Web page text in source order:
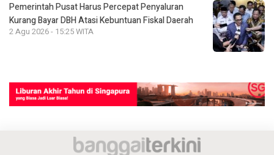
Pemerintah Pusat Harus Percepat Penyaluran
Kurang Bayar DBH Atasi Kebuntuan Fiskal Daerah
2 Agu 2026 - 15:25 WITA